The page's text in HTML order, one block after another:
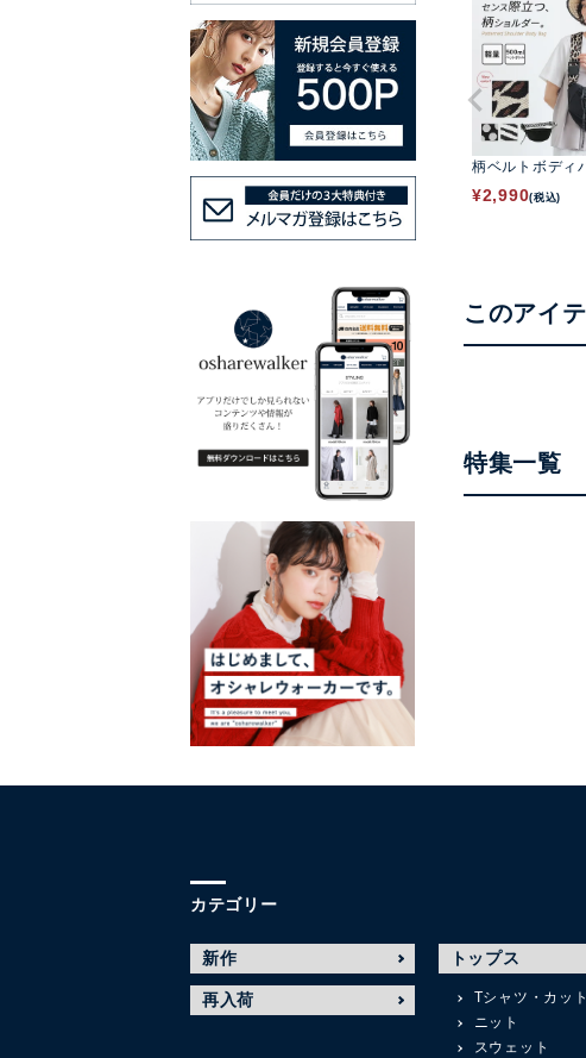
柄ベルトボディ
¥2,990(税込)
このアイ
特集一覧
カテゴリー
新作
再入荷
トップス
Tシャツ・カッ
ニット
スウェット